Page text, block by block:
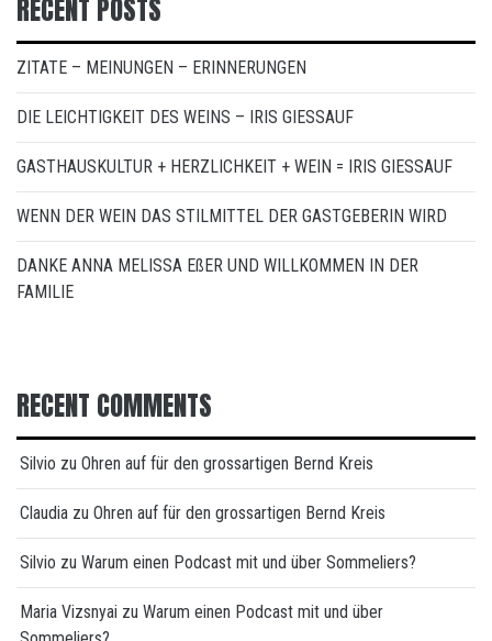
RECENT POSTS
ZITATE – MEINUNGEN – ERINNERUNGEN
DIE LEICHTIGKEIT DES WEINS – IRIS GIESSAUF
GASTHAUSKULTUR + HERZLICHKEIT + WEIN = IRIS GIESSAUF
WENN DER WEIN DAS STILMITTEL DER GASTGEBERIN WIRD
DANKE ANNA MELISSA EßER UND WILLKOMMEN IN DER
FAMILIE
RECENT COMMENTS
Silvio zu Ohren auf für den grossartigen Bernd Kreis
Claudia zu Ohren auf für den grossartigen Bernd Kreis
Silvio zu Warum einen Podcast mit und über Sommeliers?
Maria Vizsnyai zu Warum einen Podcast mit und über